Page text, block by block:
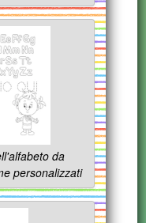
da
personalizzati